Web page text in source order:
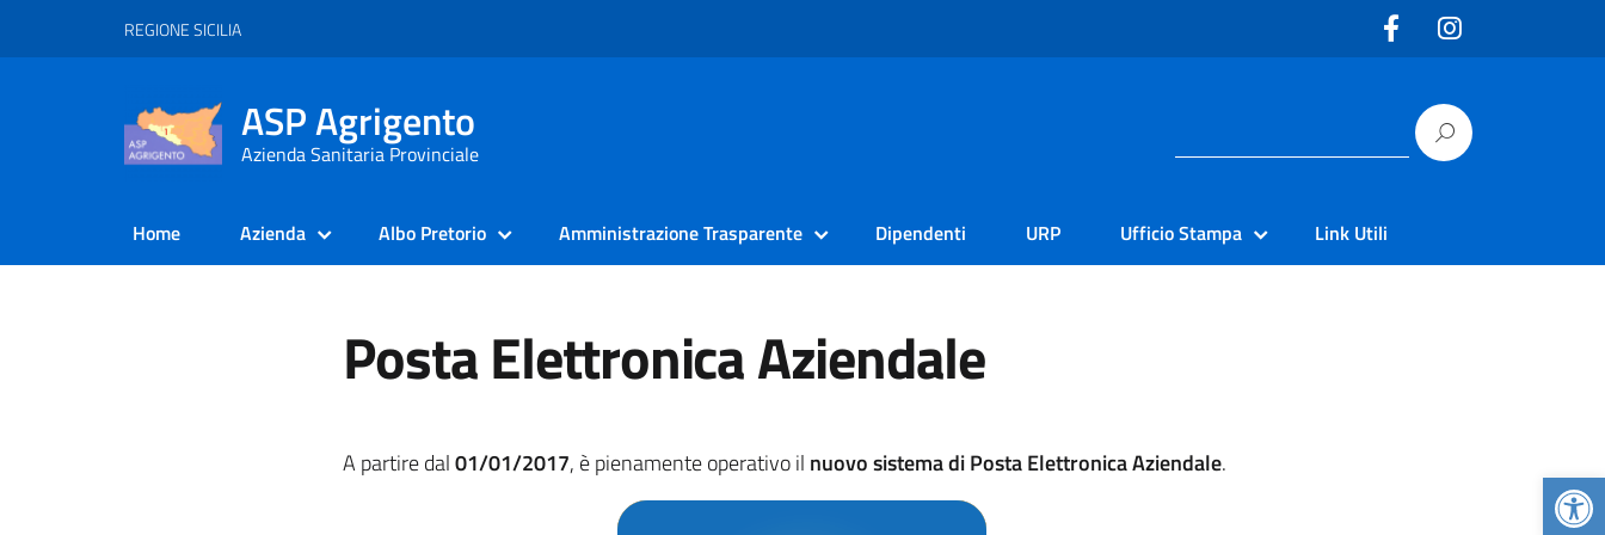
REGIONE SICILIA
ASP Agrigento
Azienda Sanitaria Provinciale
Home Azienda Albo Pretorio Amministrazione Trasparente Dipendenti URP Ufficio Stampa Link Utili
Posta Elettronica Aziendale
A partire dal01/01/2017, è pienamente operativo il nuovo sistema di Posta Elettronica Aziendale.